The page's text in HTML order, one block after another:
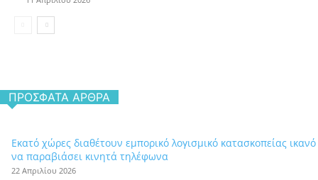
ΠΡΌΣΦΑΤΑ ΆΡΘΡΑ
Εκατό χώρες διαθέτουν εμπορικό λογισμικό κατασκοπείας ικανό
να παραβιάσει κινητά τηλέφωνα
22 Απριλίου 2026